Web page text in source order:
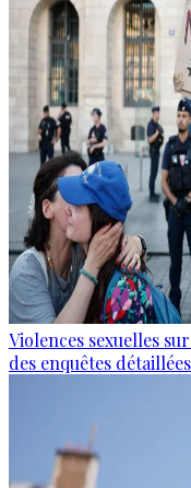
Violences sexuelles
des enquêtes